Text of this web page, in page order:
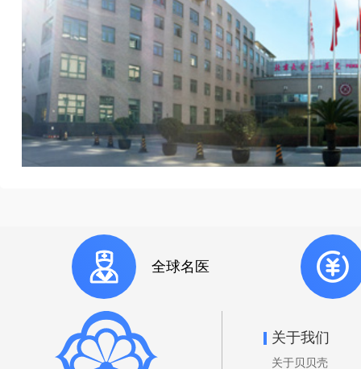
全球名医
关于我们
关于贝贝壳